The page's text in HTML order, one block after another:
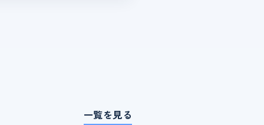
一覧を見る